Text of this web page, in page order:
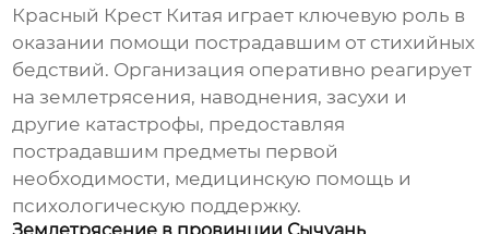
Красный Крест Китая играет ключевую роль в
оказании помощи пострадавшим от стихийных
бедствий. Организация оперативно реагирует
на землетрясения, наводнения, засухи и
другие катастрофы, предоставляя
пострадавшим предметы первой
необходимости, медицинскую помощь и
психологическую поддержку.